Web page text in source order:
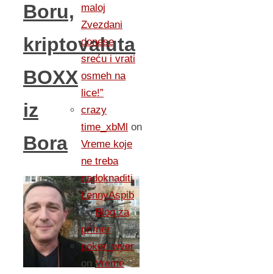
Boru,
kriptovaluta
BOXX
iz
Bora
maloj
Zvezdani
donese
sreću i vrati
osmeh na
lice!”
crazy
time_xbMl on
Vreme koje
ne treba
nadoknaditi
LennyAspib
onBlog za
primer
poker_wyer
on Vreme